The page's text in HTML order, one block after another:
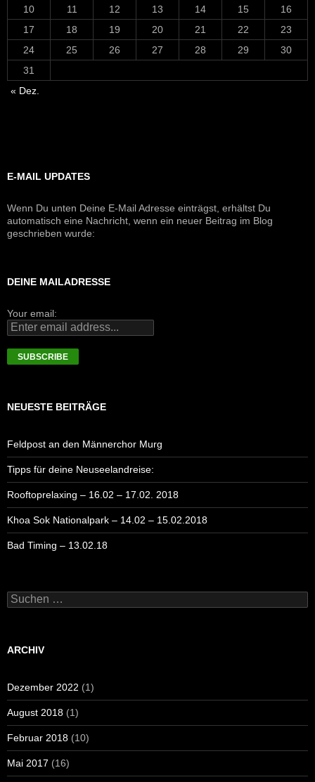
10
11 12 13 14 15
16
17
18 19 20 21 22
23
24
25 26 27 28 29
30
31
« Dez.
E-MAIL UPDATES
Wenn Du unten Deine E-Mail Adresse einträgst, erhältst Du
automatisch eine Nachricht, wenn ein neuer Beitrag im Blog
geschrieben wurde:
DEINE MAILADRESSE
Your email:
NEUESTE BEITRÄGE
Feldpost an den Männerchor Murg
Tipps für deine Neuseelandreise:
Rooftoprelaxing – 16.02 – 17.02. 2018
Khoa Sok Nationalpark – 14.02 – 15.02.2018
Bad Timing – 13.02.18
Suchen
nach:
ARCHIV
Dezember 2022 (1)
August 2018 (1)
Februar 2018 (10)
Mai 2017 (16)